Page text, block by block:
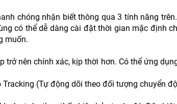
chóng nhận biết thông qua 3 tính năng
có thể dễ dàng cài đặt thời gian mặc định
muốn.
trở nên chính xác, kịp thời hơn. Có thể ứng
(Tự động dõi theo đối tượng chuyển